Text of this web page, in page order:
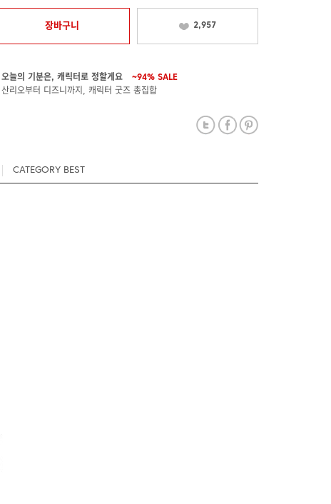
장바구니 2,957
오늘의 기분은, 캐릭터로 정할게요 ~94% SALE
산리오부터 디즈니까지, 캐릭터 굿즈 총집합
CATEGORY BEST